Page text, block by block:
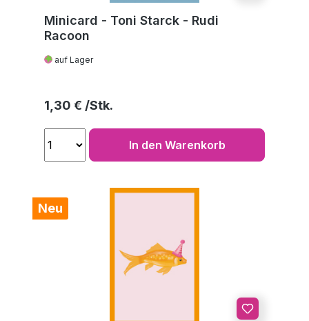
Minicard - Toni Starck - Rudi
Racoon
auf Lager
Regulärer Preis:
1,30 €
In den Warenkorb
Neu